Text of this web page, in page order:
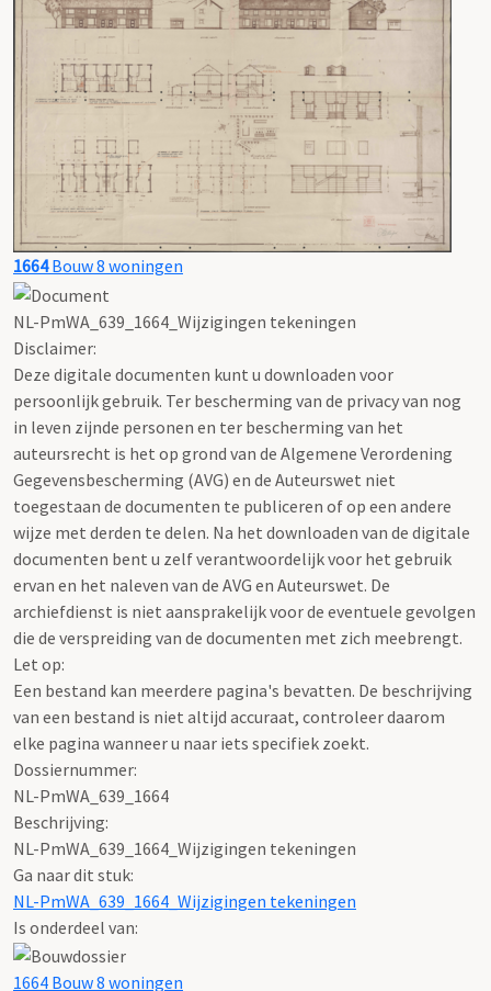
1664Bouw 8 woningen
NL-PmWA_639_1664_Wijzigingen tekeningen
Disclaimer:
Deze digitale documenten kunt u downloaden voor
persoonlijk gebruik. Ter bescherming van de privacy van nog
in leven zijnde personen en ter bescherming van het
auteursrecht is het op grond van de Algemene Verordening
Gegevensbescherming (AVG) en de Auteurswet niet
toegestaan de documenten te publiceren of op een andere
wijze met derden te delen. Na het downloaden van de digitale
documenten bent u zelf verantwoordelijk voor het gebruik
ervan en het naleven van de AVG en Auteurswet. De
archiefdienst is niet aansprakelijk voor de eventuele gevolgen
die de verspreiding van de documenten met zich meebrengt.
Let op:
Een bestand kan meerdere pagina's bevatten. De beschrijving
van een bestand is niet altijd accuraat, controleer daarom
elke pagina wanneer u naar iets specifiek zoekt.
Dossiernummer:
NL-PmWA_639_1664
Beschrijving:
NL-PmWA_639_1664_Wijzigingen tekeningen
Ga naar dit stuk:
NL-PmWA_639_1664_Wijzigingen tekeningen
Is onderdeel van:
1664 Bouw 8 woningen